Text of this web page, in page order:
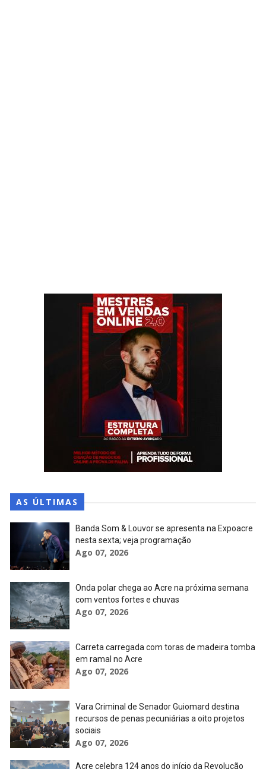
AS ÚLTIMAS
Banda Som & Louvor se apresenta na Expoacre
nesta sexta; veja programação
Ago 07, 2026
Onda polar chega ao Acre na próxima semana
com ventos fortes e chuvas
Ago 07, 2026
Carreta carregada com toras de madeira tomba
em ramal no Acre
Ago 07, 2026
Vara Criminal de Senador Guiomard destina
recursos de penas pecuniárias a oito projetos
sociais
Ago 07, 2026
Acre celebra 124 anos do início da Revolução